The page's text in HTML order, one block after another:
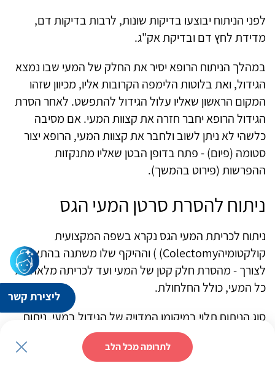
לפני הניתוח יבוצעו בדיקות שונות, לרבות בדיקות דם,
מדידת לחץ דם ובדיקת אק"ג.
במהלך הניתוח הרופא יסיר את החלק של המעי שבו נמצא
הגידול, ואת בלוטות הלימפה הקרובות אליו, מכיוון שזהו
המקום הראשון שאליו עלול הגידול להתפשט. לאחר הסרת
הגידול הרופא יחבר חזרה את קצוות המעי. אם מסיבה
כלשהי לא ניתן לשוב ולחבר את קצוות המעי, הרופא יצור
סטומה (פיום) - פתח בדופן הבטן שאליו מתנקזות
ההפרשות (פירוט בהמשך).
ניתוח להסרת סרטן המעי הגס
ניתוח לכריתת המעי הגס נקרא בשפה המקצועית
קולקטומיה(Colectomy ) וההיקף שלו משתנה בהתאם
לצורך - מהסרת חלק קטן של המעי ועד לכריתה מלאה של
כל המעי, כולל החלחולת.
סוג הניתוח תלוי במיקומו המדויק של הגידול במעי. ניתוח
הסרת המעי הגס כולו נקרא קולקטומיה מלאה (
). אם רק חצי מהמעי מוסר בניתוח, מכונה
לתרומה מכל הלב
ליצירת קשר